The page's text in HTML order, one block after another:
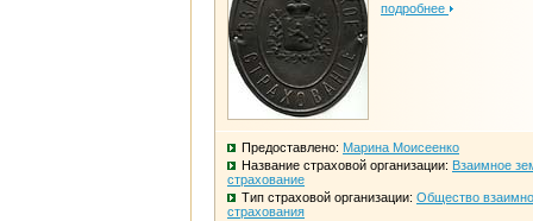
подробнее
Предоставлено: Марина Моисеенко
Название страховой организации: Взаимное
страхование
Тип страховой организации: Общество
страхования